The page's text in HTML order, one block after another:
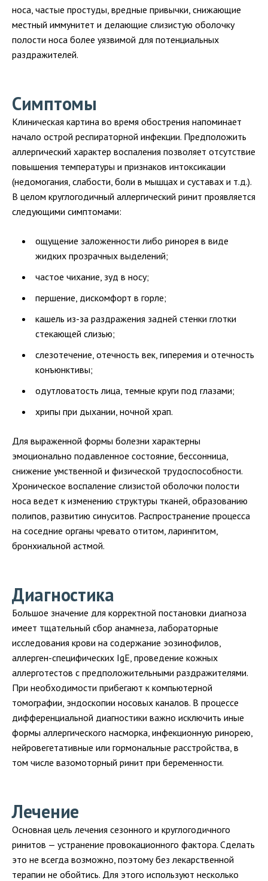
носа, частые простуды, вредные привычки, снижающие
местный иммунитет и делающие слизистую оболочку
полости носа более уязвимой для потенциальных
раздражителей.
Симптомы
Клиническая картина во время обострения напоминает
начало острой респираторной инфекции. Предположить
аллергический характер воспаления позволяет отсутствие
повышения температуры и признаков интоксикации
(недомогания, слабости, боли в мышцах и суставах и т.д.).
В целом круглогодичный аллергический ринит проявляется
следующими симптомами:
ощущение заложенности либо ринорея в виде
жидких прозрачных выделений;
частое чихание, зуд в носу;
першение, дискомфорт в горле;
кашель из-за раздражения задней стенки глотки
стекающей слизью;
слезотечение, отечность век, гиперемия и отечность
конъюнктивы;
одутловатость лица, темные круги под глазами;
хрипы при дыхании, ночной храп.
Для выраженной формы болезни характерны
эмоционально подавленное состояние, бессонница,
снижение умственной и физической трудоспособности.
Хроническое воспаление слизистой оболочки полости
носа ведет к изменению структуры тканей, образованию
полипов, развитию синуситов. Распространение процесса
на соседние органы чревато отитом, ларингитом,
бронхиальной астмой.
Диагностика
Большое значение для корректной постановки диагноза
имеет тщательный сбор анамнеза, лабораторные
исследования крови на содержание эозинофилов,
аллерген-специфических IgE, проведение кожных
аллерготестов с предположительными раздражителями.
При необходимости прибегают к компьютерной
томографии, эндоскопии носовых каналов. В процессе
дифференциальной диагностики важно исключить иные
формы аллергического насморка, инфекционную ринорею,
нейровегетативные или гормональные расстройства, в
том числе вазомоторный ринит при беременности.
Лечение
Основная цель лечения сезонного и круглогодичного
ринитов — устранение провокационного фактора. Сделать
это не всегда возможно, поэтому без лекарственной
терапии не обойтись. Для этого используют несколько